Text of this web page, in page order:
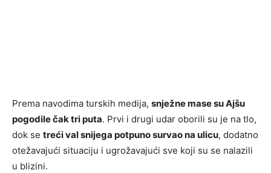
Prema navodima turskih medija, snježne mase su Ajšu
pogodile čak tri puta. Prvi i drugi udar oborili su je na tlo,
dok se treći val snijega potpuno survao na ulicu, dodatno
otežavajući situaciju i ugrožavajući sve koji su se nalazili
u blizini.